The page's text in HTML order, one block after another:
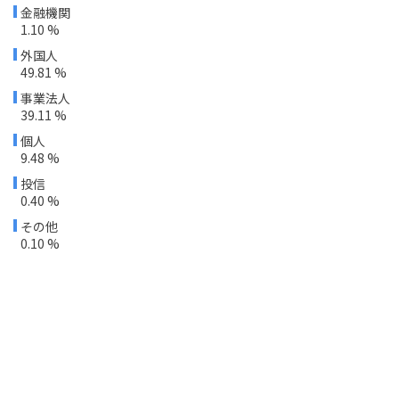
金融機関
1.10 %
外国人
49.81 %
事業法人
39.11 %
個人
9.48 %
投信
0.40 %
その他
0.10 %